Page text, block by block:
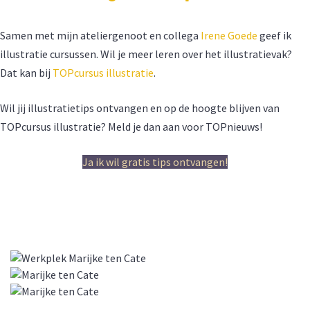
Samen met mijn ateliergenoot en collega Irene Goede geef ik
illustratie cursussen. Wil je meer leren over het illustratievak?
Dat kan bij TOPcursus illustratie.
Wil jij illustratietips ontvangen en op de hoogte blijven van
TOPcursus illustratie? Meld je dan aan voor TOPnieuws!
Ja ik wil gratis tips ontvangen!